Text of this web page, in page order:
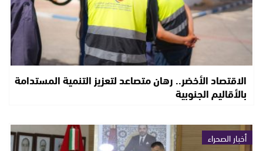
الاقتصاد الأخضر.. رهان متصاعد لتعزيز التنمية المستدامة
بالأقاليم الجنوبية
أخبار الصحراء